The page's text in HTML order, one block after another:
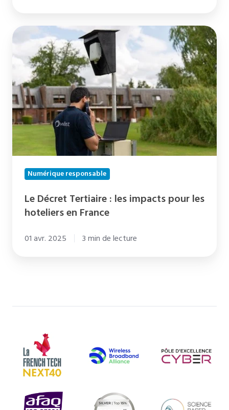
Le
Décret
Tertiaire
les
impacts
pour
hoteliers
FranceNumérique responsable
Le Décret Tertiaire : les impacts pour les
hoteliers en France
01 avr. 2025 3 min de lecture